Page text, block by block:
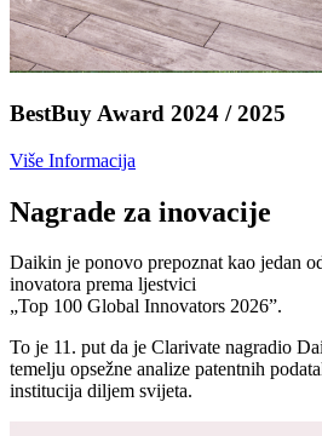
BestBuy Award 2024 / 2025
Više Informacija
Nagrade za inovacije
Daikin je ponovo prepoznat kao jedan
inovatora prema ljestvici
„Top 100 Global Innovators 2026”.
To je 11. put da je Clarivate nagradio
temelju opsežne analize patentnih
institucija diljem svijeta.